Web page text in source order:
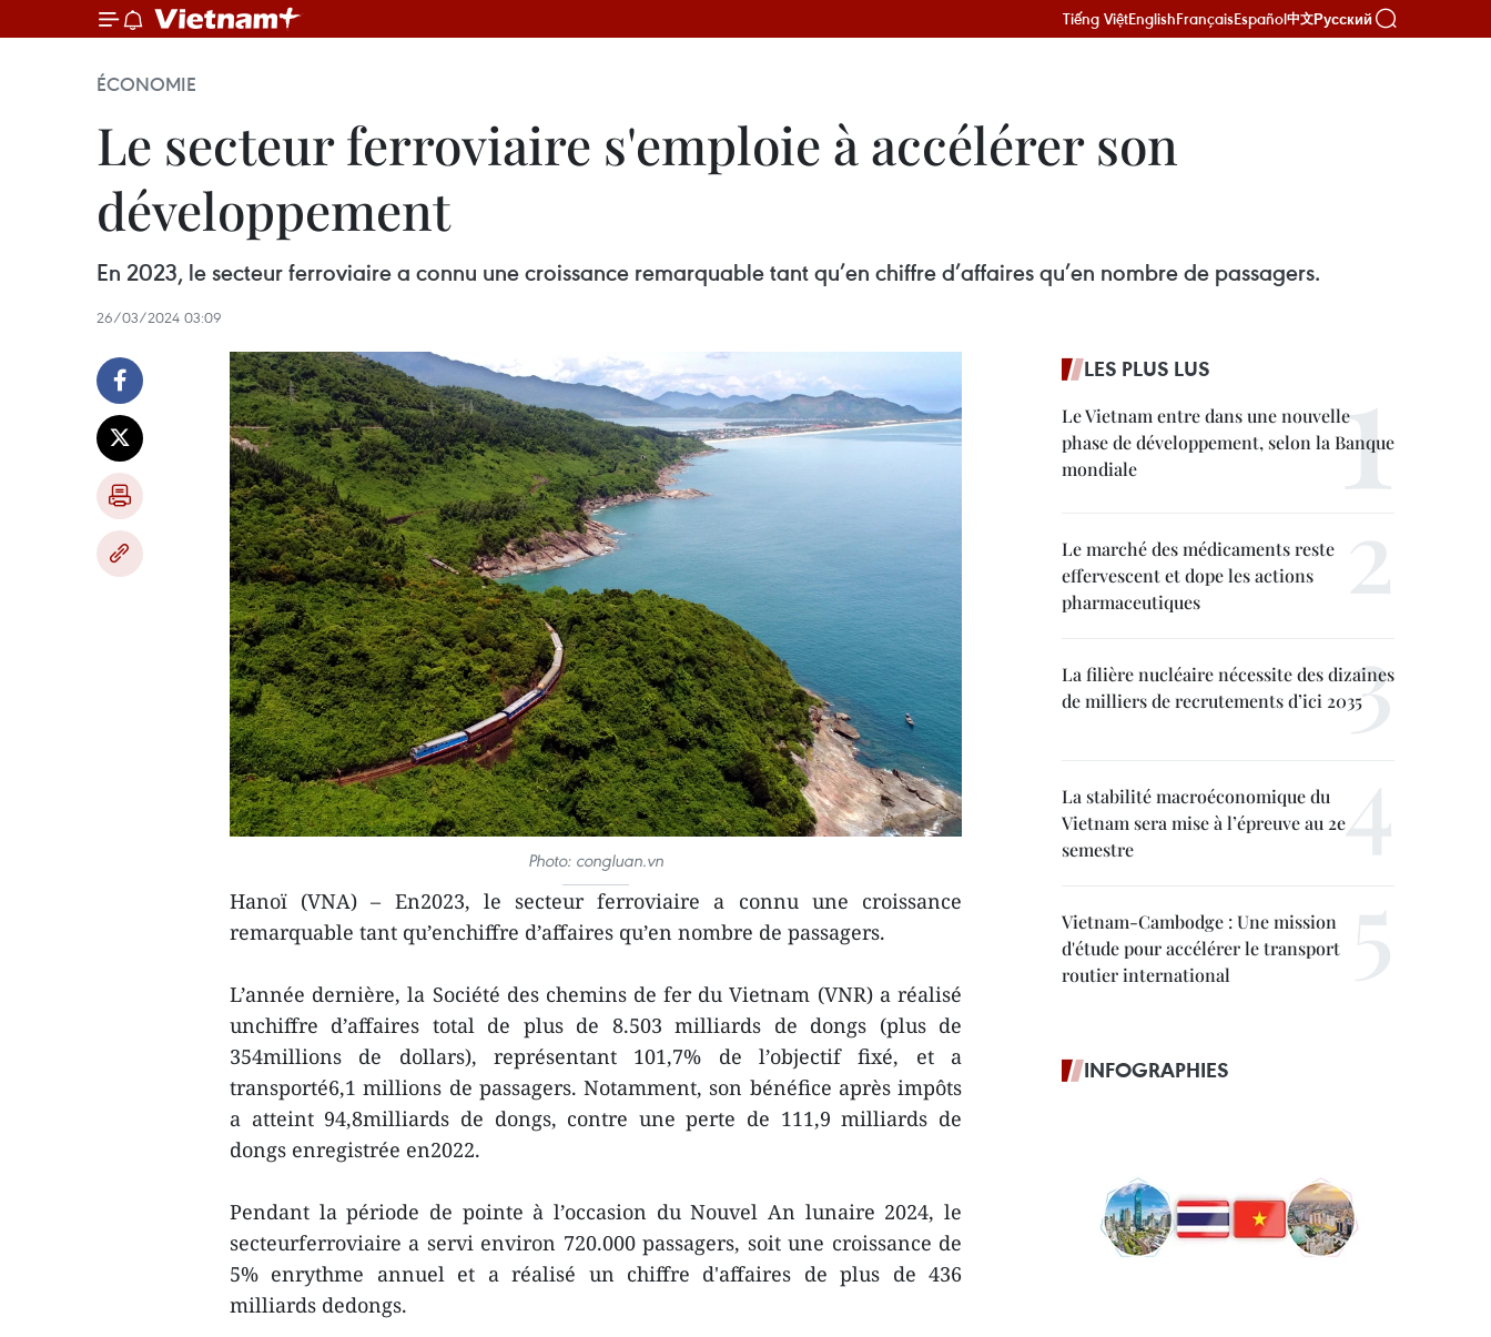
Tiếng ViệtEnglishFrançaisEspañol中文Русский
ÉCONOMIE
Le secteur ferroviaire s'emploie à accélérer son
développement
En 2023, le secteur ferroviaire a connu une croissance remarquable tant qu’en chiffre d’affaires qu’en nombre de passagers.
26/03/2024 03:09
Photo: congluan.vn
Hanoï (VNA) – En2023, le secteur ferroviaire a connu une croissance
remarquable tant qu’enchiffre d’affaires qu’en nombre de passagers.
L’année dernière, la Société des chemins de fer du Vietnam (VNR) a réalisé
unchiffre d’affaires total de plus de 8.503 milliards de dongs (plus de
354millions de dollars), représentant 101,7% de l’objectif fixé, et a
transporté6,1 millions de passagers. Notamment, son bénéfice après impôts
a atteint 94,8milliards de dongs, contre une perte de 111,9 milliards de
dongs enregistrée en2022.
Pendant la période de pointe à l’occasion du Nouvel An lunaire 2024, le
secteurferroviaire a servi environ 720.000 passagers, soit une croissance de
5% enrythme annuel et a réalisé un chiffre d'affaires de plus de 436
milliards dedongs.
LES PLUS LUS
Le Vietnam entre dans une nouvelle
phase de développement, selon la Banque
mondiale
Le marché des médicaments reste
effervescent et dope les actions
pharmaceutiques
La filière nucléaire nécessite des dizaines
de milliers de recrutements d’ici 2035
La stabilité macroéconomique du
Vietnam sera mise à l’épreuve au 2e
semestre
Vietnam-Cambodge : Une mission
d'étude pour accélérer le transport
routier international
INFOGRAPHIES